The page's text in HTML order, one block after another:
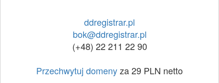
ddregistrar.pl
bok@ddregistrar.pl
(+48) 22 211 22 90
Przechwytuj domenyza 29 PLN netto